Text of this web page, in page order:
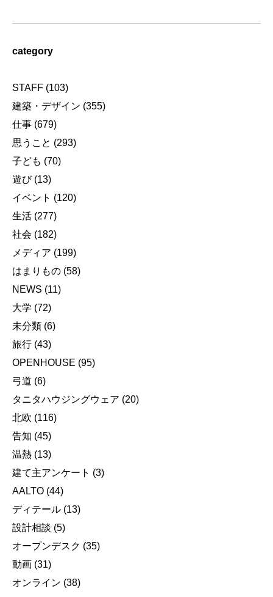
category
STAFF (103)
建築・デザイン (355)
仕事 (679)
思うこと (293)
子ども (70)
遊び(13)
イベント (120)
生活 (277)
社会 (182)
メディア (199)
はまりもの (58)
NEWS (11)
大学 (72)
未分類 (6)
旅行 (43)
OPENHOUSE (95)
弓道 (6)
タニタハウジングウェア (20)
北欧 (116)
告知 (45)
温熱 (13)
建て主アンケート (3)
AALTO (44)
ディテール (13)
設計相談 (5)
オープンデスク (35)
動画 (31)
オンライン (38)